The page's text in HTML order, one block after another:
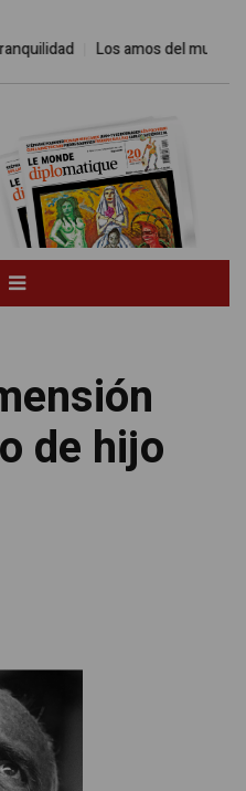
Los amos del mundo
de hijo